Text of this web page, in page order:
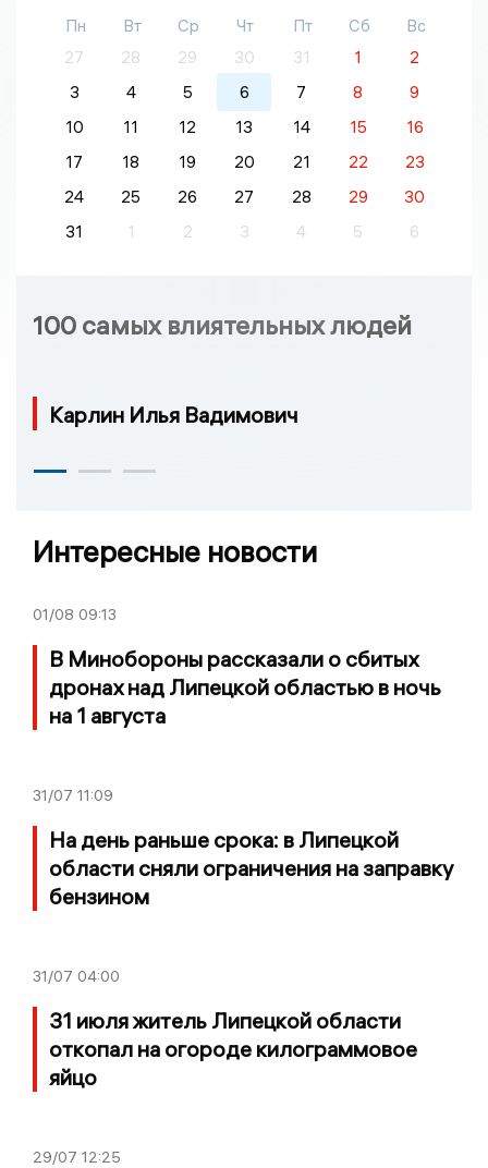
Пн Вт Ср Чт Пт Сб
Вс
27
28 29 30 31 1
2
3
4 5 6 7 8
9
10
11 12 13 14 15
16
17
18 19 20 21 22
23
24
25 26 27 28 29
30
31
1 2 3 4 5 6
100 самых влиятельных людей
Карлин Илья Вадимович
Интересные новости
01/08 09:13
В Минобороны рассказали о сбитых
дронах над Липецкой областью в ночь
на 1 августа
31/07 11:09
На день раньше срока: в Липецкой
области сняли ограничения на заправку
бензином
31/07 04:00
31 июля житель Липецкой области
откопал на огороде килограммовое
яйцо
29/07 12:25